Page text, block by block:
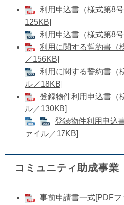
利用申込書（様式第8
125KB]
利用申込書（様式第8
利用に関する誓約書（
／156KB]
利用に関する誓約書（
ル／18KB]
登録物件利用申込書（
ル／130KB]
登録物件利用申込
ァイル／17KB]
コミュニティ助成事業
事前申請書一式[PDFフ